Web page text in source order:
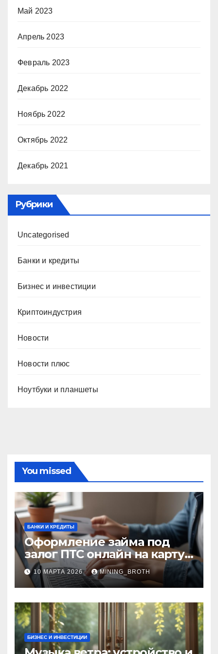
Май 2023
Апрель 2023
Февраль 2023
Декабрь 2022
Ноябрь 2022
Октябрь 2022
Декабрь 2021
Рубрики
Uncategorised
Банки и кредиты
Бизнес и инвестиции
Криптоиндустрия
Новости
Новости плюс
Ноутбуки и планшеты
You missed
БАНКИ И КРЕДИТЫ
Оформление займа под
залог ПТС онлайн на карту
без визита в офис: порядок,
требования и документы
10 МАРТА 2026 MINING_BROTH
БИЗНЕС И ИНВЕСТИЦИИ